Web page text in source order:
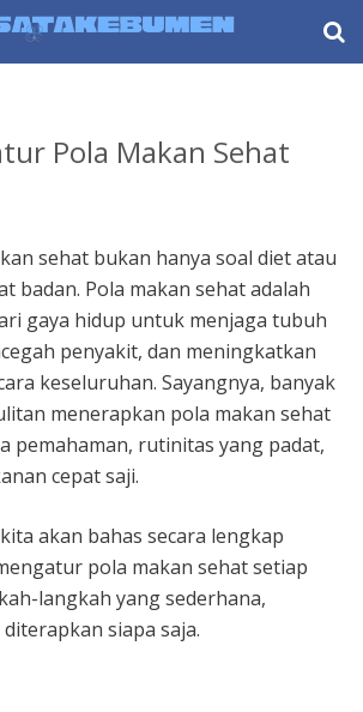
Pola Makan Sehat
sehat bukan hanya soal diet atau
badan. Pola makan sehat adalah
gaya hidup untuk menjaga tubuh
penyakit, dan meningkatkan
keseluruhan. Sayangnya, banyak
menerapkan pola makan sehat
pemahaman, rutinitas yang padat,
cepat saji.
akan bahas secara lengkap
pola makan sehat setiap
langkah yang sederhana,
siapa saja.